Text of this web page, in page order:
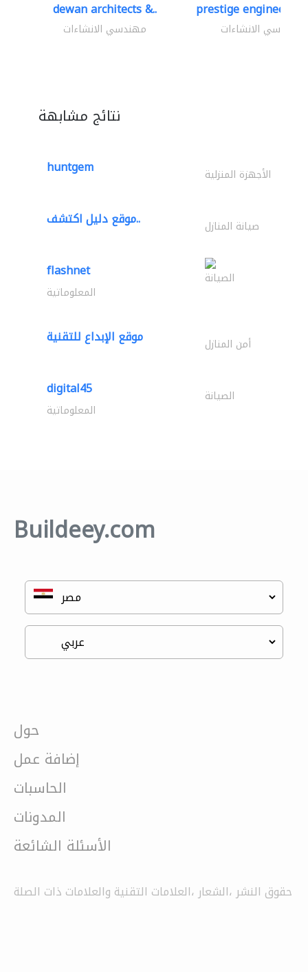
dewan architects &..
مهندسي الانشاءات
prestige
مهندسي الانشاءات
نتائج مشابهة
huntgem الأجهزة المنزلية
موقع دليل اكتشف.. صيانة المنازل
flashnet الصيانة
المعلوماتية
موقع الإبداع للتقنية أمن المنازل
digital45 الصيانة
المعلوماتية
Buildeey.com
حول
إضافة عمل
الحاسبات
المدونات
الأسئلة الشائعة
حقوق النشر ،الشعار ،العلامات التقنية والعلامات ذات الصلة